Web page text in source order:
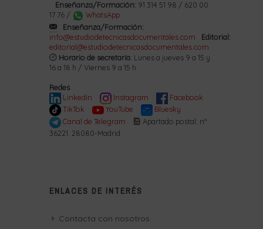
Enseñanza/Formación: 91 314 51 98 / 620 00
17 76 /
WhatsApp
Enseñanza/Formación:
info@estudiodetecnicasdocumentales.com
Editorial:
editorial@estudiodetecnicasdocumentales.com
Horario de secretaría: Lunes a jueves 9 a 15 y
16 a 18 h / Viernes 9 a 15 h.
Redes
LinkedIn
Instagram
Facebook
TikTok
YouTube
Bluesky
Canal de Telegram
Apartado postal: nº
36221. 28080-Madrid
ENLACES DE INTERÉS
Contacta con nosotros